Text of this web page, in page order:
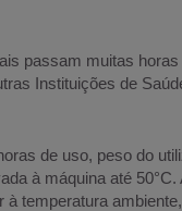
passam muitas
Instituições de
de uso, peso do
à máquina até
temperatura